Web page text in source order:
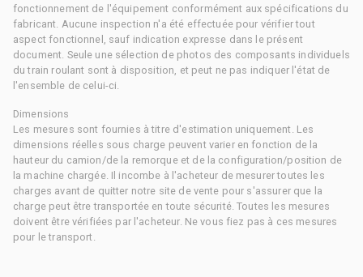
fonctionnement de l'équipement conformément aux spécifications du
fabricant. Aucune inspection n'a été effectuée pour vérifier tout
aspect fonctionnel, sauf indication expresse dans le présent
document. Seule une sélection de photos des composants individuels
du train roulant sont à disposition, et peut ne pas indiquer l'état de
l'ensemble de celui-ci.
Dimensions
Les mesures sont fournies à titre d'estimation uniquement. Les
dimensions réelles sous charge peuvent varier en fonction de la
hauteur du camion/de la remorque et de la configuration/position de
la machine chargée. Il incombe à l'acheteur de mesurer toutes les
charges avant de quitter notre site de vente pour s'assurer que la
charge peut être transportée en toute sécurité. Toutes les mesures
doivent être vérifiées par l'acheteur. Ne vous fiez pas à ces mesures
pour le transport.